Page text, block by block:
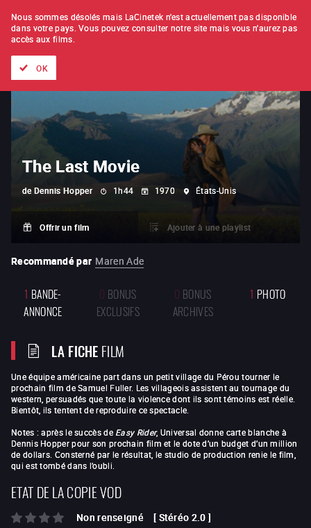
À L'UNITÉ ABONNEMENT
The Last Movie
de Dennis Hopper 1h44 1970 États-Unis
Offrir un film Ajouter à une playlist
Recommandé par Maren Ade
1 BANDE-
ANNONCE
0 BONUS
EXCLUSIFS
0 BONUS
ARCHIVES
1 PHOTO
LA FICHEFILM
Une équipe américaine part dans un petit village du Pérou tourner le
prochain film de Samuel Fuller. Les villageois assistent au tournage du
western, persuadés que toute la violence dont ils sont témoins est réelle.
Bientôt, ils tentent de reproduire ce spectacle.
Notes : après le succès deEasy Rider, Universal donne carte blanche à
Dennis Hopper pour son prochain film et le dote d’un budget d’un million
de dollars. Consterné par le résultat, le studio de production renie le film,
qui est tombé dans l’oubli.
ETAT DE LA COPIE VOD
Non renseigné [ Stéréo 2.0 ]
Nous sommes désolés mais LaCinetek n'est actuellement pas disponible
dans votre pays. Vous pouvez consulter notre site mais vous n'aurez pas
accès aux films.
OK